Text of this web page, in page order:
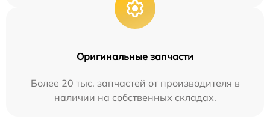
Оригинальные запчасти
Более 20 тыс. запчастей от производителя в
наличии на собственных складах.